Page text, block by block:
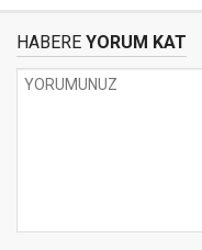
HABERE YORUM KAT